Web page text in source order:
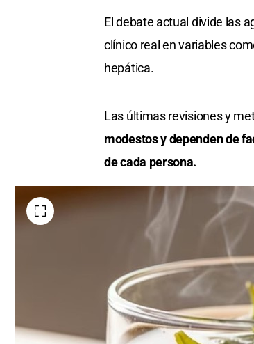
El debate actual divide las
clínico real en variables
hepática.
Las últimas revisiones y
modestos y dependen de
de cada persona.